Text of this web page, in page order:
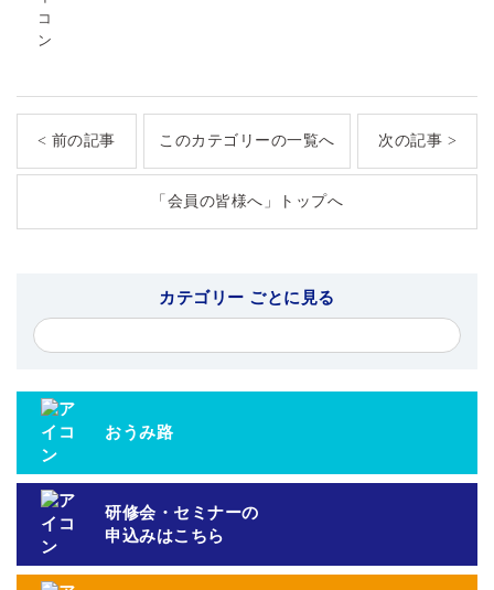
< 前の記事 このカテゴリーの一覧へ 次の記事 >
「会員の皆様へ」トップへ
カテゴリー ごとに見る
おうみ路
研修会・セミナーの
申込みはこちら